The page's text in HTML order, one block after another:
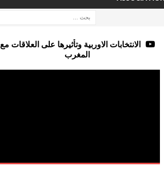
الانتخابات الاوربية وتأثيرها على العلاقات مع
المغرب